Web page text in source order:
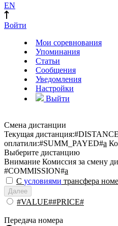
EN
Войти
Мои соревнования
Упоминания
Статьи
Сообщения
Уведомления
Настройки
Выйти
Смена дистанции
Текущая дистанция:
оплатили:#SUMM_PAYED#a
Выберите дистанцию
Внимание Комиссия за смену
#COMMISSION#a
С условиями трансфера
Далее
#VALUE##PRICE#
Передача номера